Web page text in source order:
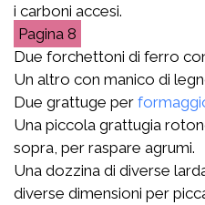
i carboni accesi.
8
Due forchettoni di ferro
Un altro con manico di
Due grattuge per
Una piccola grattugia
sopra, per raspare agrumi.
Una dozzina di diverse
diverse dimensioni per